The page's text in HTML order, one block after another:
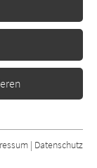
der
Webseite
| Datenschutz